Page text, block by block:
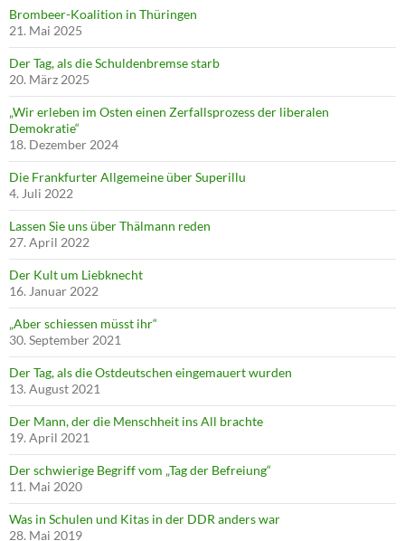
Brombeer-Koalition in Thüringen
21. Mai 2025
Der Tag, als die Schuldenbremse starb
20. März 2025
„Wir erleben im Osten einen Zerfallsprozess der liberalen
Demokratie“
18. Dezember 2024
Die Frankfurter Allgemeine über Superillu
4. Juli 2022
Lassen Sie uns über Thälmann reden
27. April 2022
Der Kult um Liebknecht
16. Januar 2022
„Aber schiessen müsst ihr“
30. September 2021
Der Tag, als die Ostdeutschen eingemauert wurden
13. August 2021
Der Mann, der die Menschheit ins All brachte
19. April 2021
Der schwierige Begriff vom „Tag der Befreiung“
11. Mai 2020
Was in Schulen und Kitas in der DDR anders war
28. Mai 2019